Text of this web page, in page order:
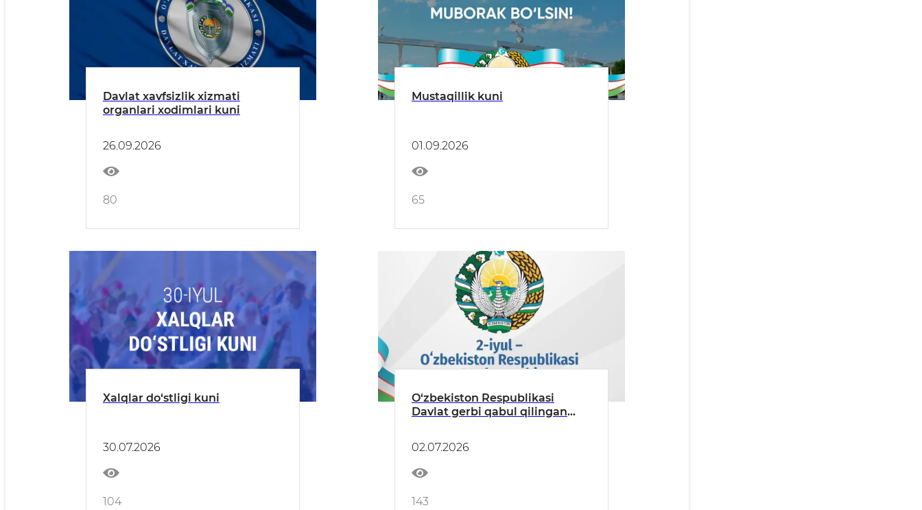
Davlat xavfsizlik xizmati
organlari xodimlari kuni
26.09.2026
80
Mustaqillik kuni
01.09.2026
65
Xalqlar do‘stligi kuni
30.07.2026
104
O‘zbekiston Respublikasi
Davlat gerbi qabul qilingan
02.07.2026
143